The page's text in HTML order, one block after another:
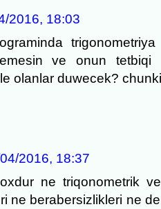
2016, 18:03
ve onun tetbiqi
olanlar duwecek?
2016, 18:37
ne triqonometrik
ne berabersizlikleri ne